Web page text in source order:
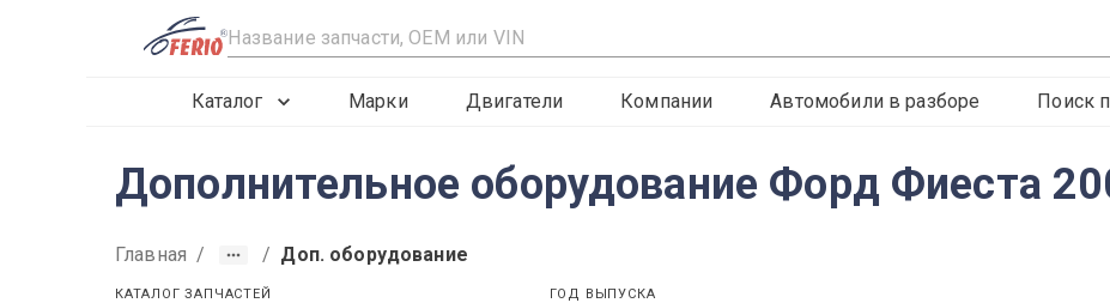
R
Каталог Марки Двигатели Компании Автомобили в разборе Поиск
Дополнительное оборудование Форд Фиеста
Главная / / Доп. оборудование
КАТАЛОГ ЗАПЧАСТЕЙ ГОД ВЫПУСКА